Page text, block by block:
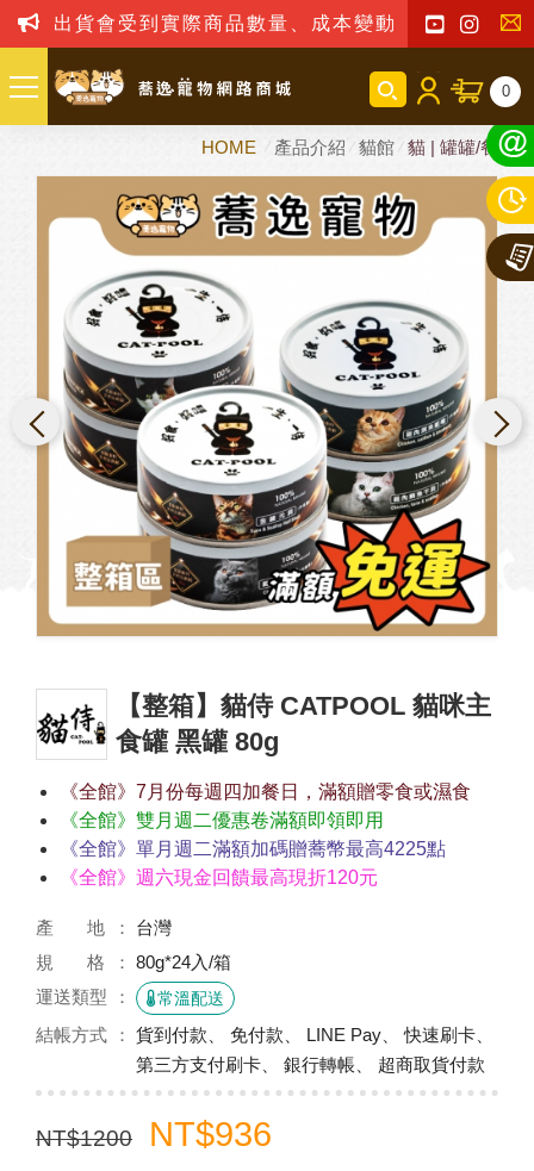
出貨會受到實際商品數量、成本變動之影響，我
聯
我
們
0
HOME 產品介紹 貓館 貓 | 罐罐/餐包
【整箱】貓侍 CATPOOL 貓咪主
食罐 黑罐 80g
《全館》7月份每週四加餐日，滿額贈零食或濕食
《全館》雙月週二優惠卷滿額即領即用
《全館》單月週二滿額加碼贈蕎幣最高4225點
《全館》週六現金回饋最高現折120元
產 地
台灣
規 格
80g*24入/箱
運送類型
常溫配送
結帳方式
貨到付款、 免付款、 LINE Pay、 快速刷卡、
第三方支付刷卡、 銀行轉帳、 超商取貨付款
NT$1200 NT$936